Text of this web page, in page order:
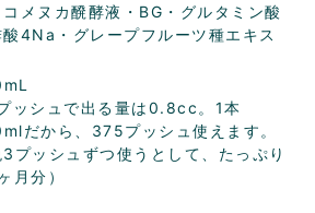
メヌカ醗酵液・BG・グルタミン酸
酸4Na・グレープフルーツ種エキス
プッシュで出る量は0.8cc。1本
だから、375プッシュ使えます。
プッシュずつ使うとして、たっぷり
月分）